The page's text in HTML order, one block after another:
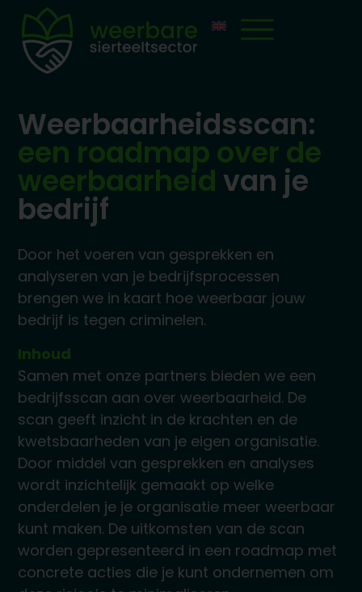
Weerbaarheidsscan:
een roadmap over de
weerbaarheid van je
bedrijf
Door het voeren van gesprekken en
analyseren van je bedrijfsprocessen
brengen we in kaart hoe weerbaar jouw
bedrijf is tegen criminelen.
Inhoud
Samen met onze partners bieden we een
bedrijfsscan aan over weerbaarheid. De
scan geeft inzicht in de krachten en de
kwetsbaarheden van je eigen organisatie.
Door middel van gesprekken en analyses
wordt inzichtelijk gemaakt op welke
onderdelen je je organisatie meer weerbaar
kunt maken. De uitkomsten van de scan
worden gepresenteerd in een roadmap met
concrete acties die je kunt ondernemen om